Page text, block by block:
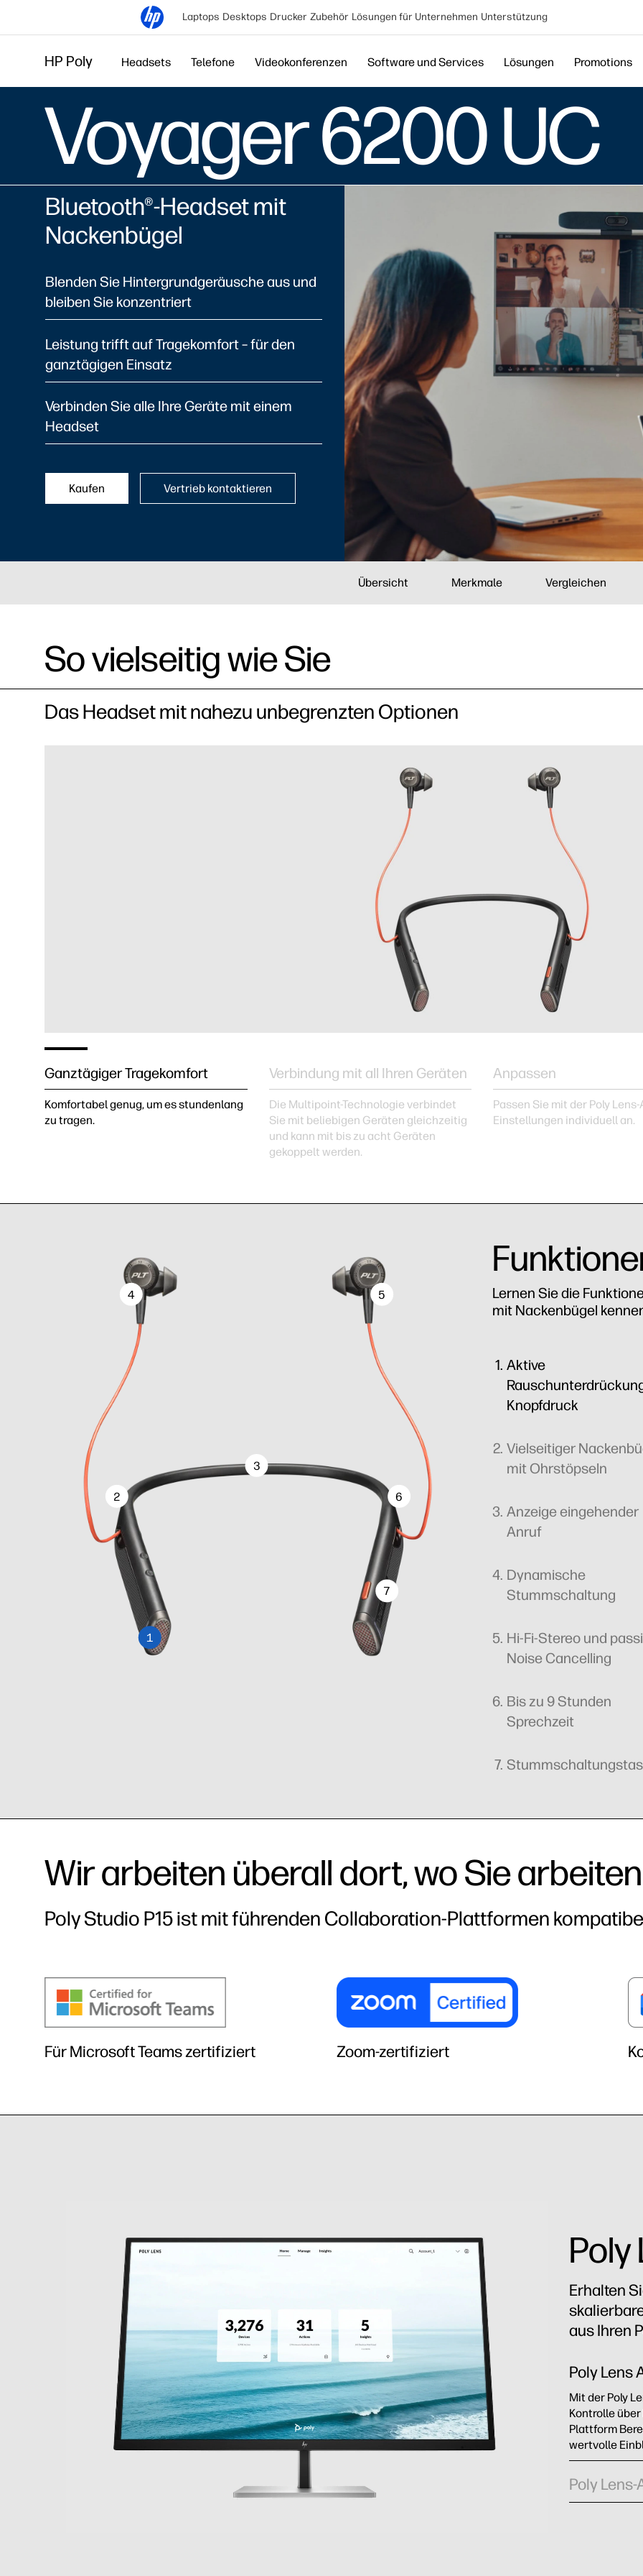
Laptops Desktops Drucker Zubehör Lösungen für Unternehmen Unterstützung
HP Poly Headsets Telefone Videokonferenzen Software und Services Lösungen Promotions
Voyager 6200 UC
Bluetooth®-Headset mit
Nackenbügel
Blenden Sie Hintergrundgeräusche aus und
bleiben Sie konzentriert
Leistung trifft auf Tragekomfort – für den
ganztägigen Einsatz
Verbinden Sie alle Ihre Geräte mit einem
Headset
Kaufen Vertrieb kontaktieren
Übersicht Merkmale Vergleichen
So vielseitig wie Sie
Das Headset mit nahezu unbegrenzten Optionen
Ganztägiger Tragekomfort
Komfortabel genug, um es stundenlang
zu tragen.
Verbindung mit all Ihren Geräten
Die Multipoint-Technologie verbindet
Sie mit beliebigen Geräten gleichzeitig
und kann mit bis zu acht Geräten
gekoppelt werden.
Anpassen
Passen Sie mit der Poly Lens-
Einstellungen individuell an.
7
6
5
4
3
2
1
Lernen Sie die
mit Nackenbügel
Aktive
Knopfdruck
Vielseitiger
mit Ohrstöpseln
Anzeige eingehender
Anruf
Dynamische
Stummschaltung
Hi-Fi-Stereo und
Noise Cancelling
Bis zu 9 Stunden
Sprechzeit
Wir arbeiten überall dort, wo Sie arbeiten
Poly Studio P15 ist mit führenden Collaboration-Plattformen
Für Microsoft Teams zertifiziert Zoom-zertifiziert
Erhalten
aus Ihren
Poly Lens
Mit der Poly
Kontrolle
Plattform
wertvolle
Poly Lens-